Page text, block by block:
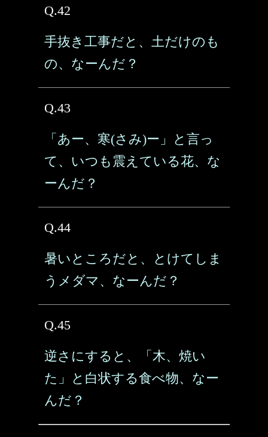
Q.42
手抜き工事だと、土だけのも
の、なーんだ？
Q.43
「あー、寒(さみ)ー」と言っ
て、いつも震えている花、な
ーんだ？
Q.44
暑いところだと、とけてしま
うメダマ、なーんだ？
Q.45
逆さにすると、「木、焼い
た」と白状する食べ物、なー
んだ？